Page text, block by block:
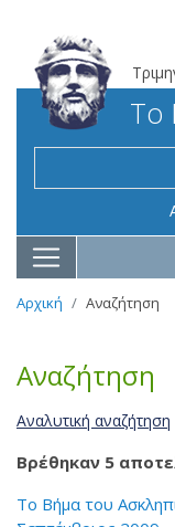
Το
Αρχική Αναζήτηση
Αναζήτηση
Αναλυτική αναζήτηση
Βρέθηκαν 5
Το Βήμα του